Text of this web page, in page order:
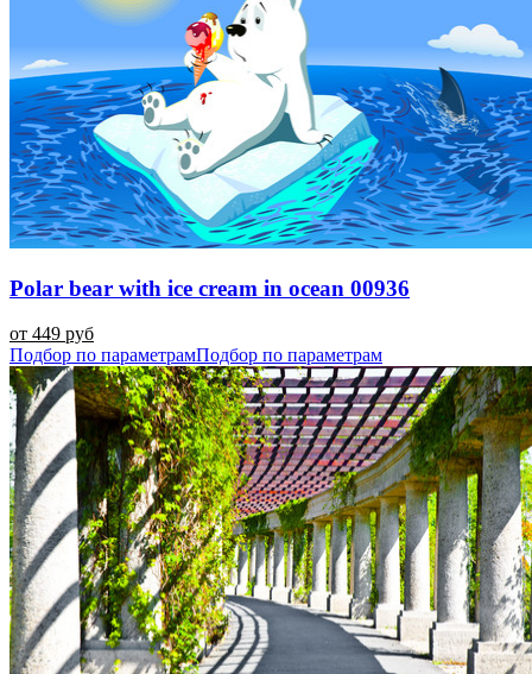
Polar bear with ice cream in ocean 00936
от 449 руб
Подбор по параметрамПодбор по параметрам